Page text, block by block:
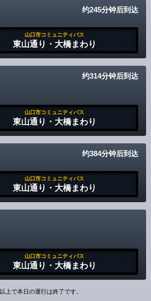
约245分钟后到达
山口市コミュニティバス
東山通り・大橋まわり
约314分钟后到达
山口市コミュニティバス
東山通り・大橋まわり
约384分钟后到达
山口市コミュニティバス
東山通り・大橋まわり
山口市コミュニティバス
東山通り・大橋まわり
以上で本日の運行は終了です。